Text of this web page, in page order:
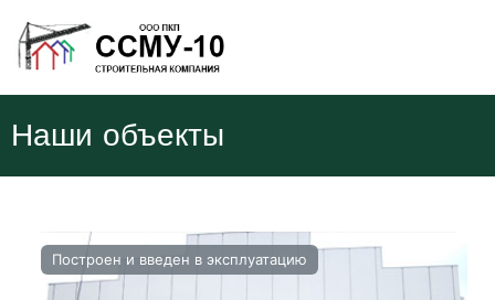
Наши объекты
Построен и введен в эксплуатацию